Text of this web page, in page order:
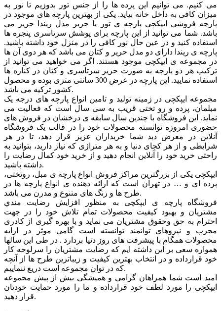
می کنیم. می توانیم این پرده ها را از جنس تور بدوزیم تا نور به
میزان کافی به داخل خانه بیاید. یکی از بهترین پارچه های موجود در
پارچه فروشی ایپکچی پارچه ی تور یا حریر مدل ریندا حریر می
باشد. شما می توانید از این پارچه برای پوشش سرتاسری پنجره ها
استفاده کنید و در عین حال نور کافی را در منزل خود داشته باشید.
پارچه ی ریندا دارای دو مدل حریر و کتان می باشد که هر دوی آن ها
در مجموعه ی ایپکچی موجود هستند. اگر می خواهید می توانید از
ترکیب هر دو پارچه به صورت حریر سرتاسری و کتان در کناره ها
استفاده نمایید. این پارچه در عرض 300 سانتی متری بوده و محصول
کشور ترکیه می باشد.
مجموعه ایپکچی در زمینه تولید و تامین انواع پارچه های درجه یک
مبلمان، پرده و رو تختی قریب به سی سال است که فعالیت می
نماید. این فروشگاه با چندین سال سابقه ی درخشان در فروش های
حضوری امروزه توانسته محصولات خود را در قالب یک فروشگاه
آنلاین در معرض دید شما خریداران عزیز قرار دهد، تا در هر
شرایطی و از هر کجای دنیا و به هر متراژی که نیاز دارید، بتوانید به
راحتی خرید خود را آنلاین انجام دهید و از خرید خود کمال رضایت را
داشته باشید.
ایپکچی یکی از بزرگترین مراکز فروش انواع پارچه ی مبل، روتختی،
پرده ای و … در تهران است که ارائه دهنده ی انواع پارچه ها در
طرح ها و رنگ های متنوع و مدرن می باشد.
فروشگاه پارچه ی ایپکچی به منظور افزايش رضايت مندي
مشتريان و بهبود کيفيت محصولات تمام تلاش خود را در جهت
احترام به حق وحقوق مشتريان می نماید و با بهره گیری از کادری
مجرب و نیروهای توانمند توانسته است گامی موثر در ارايه
محصولات همگام با پیشرفت های روز دنیا بردارد . در طی این سالها
همواره سعی بر این داشته ایم که رضایت مشتریان را سرلوحه کار
خود قرارداده و در انتخاب بهترین کیفیت و زیباترین طرح ها از آنچه
که در توان مجموعه است دریغ ننماییم.
امید است شما همراهان گرامی و همیشگی بیش از پیش مجموعه
ایپکچی را مورد لطف خود قرارداده و ما را مورد حمایت خودتان
قرار دهید.